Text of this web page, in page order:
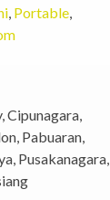
, Portable,
Cipunagara,
Pabuaran,
Pusakanagara,